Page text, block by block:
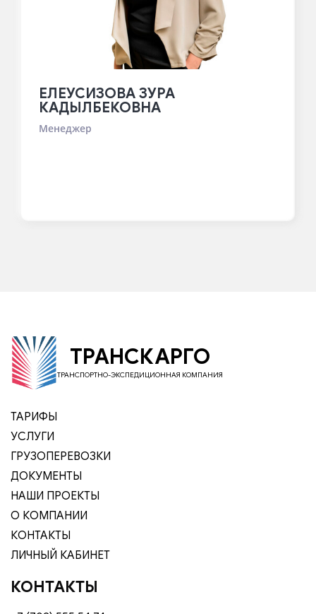
ЕЛЕУСИЗОВА ЗУРА
КАДЫЛБЕКОВНА
Менеджер
ТРАНСКАРГО
ТРАНСПОРТНО-ЭКСПЕДИЦИОННАЯ КОМПАНИЯ
ТАРИФЫ
УСЛУГИ
ГРУЗОПЕРЕВОЗКИ
ДОКУМЕНТЫ
НАШИ ПРОЕКТЫ
О КОМПАНИИ
КОНТАКТЫ
ЛИЧНЫЙ КАБИНЕТ
КОНТАКТЫ